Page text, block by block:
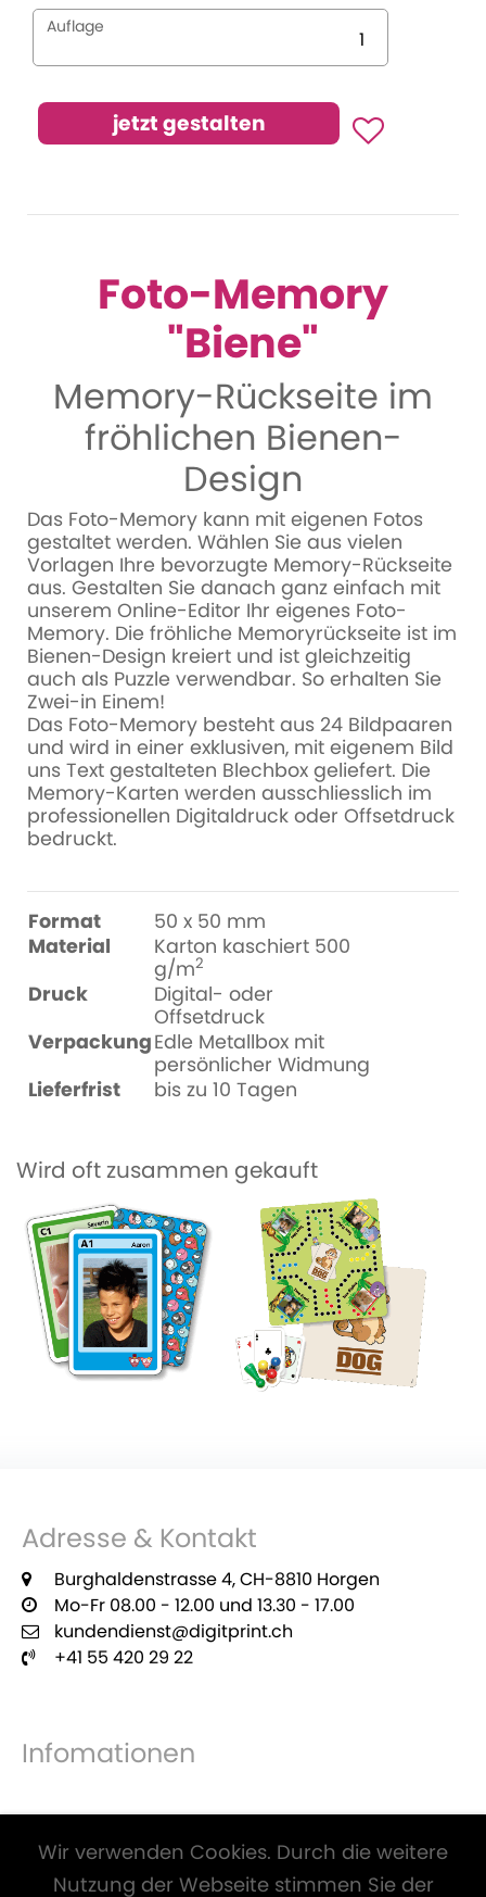
Auflage
Foto-Memory
"Biene"
Memory-Rückseite im
fröhlichen Bienen-
Design
Das Foto-Memory kann mit eigenen Fotos
gestaltet werden. Wählen Sie aus vielen
Vorlagen Ihre bevorzugte Memory-Rückseite
aus. Gestalten Sie danach ganz einfach mit
unserem Online-Editor Ihr eigenes Foto-
Memory. Die fröhliche Memoryrückseite ist im
Bienen-Design kreiert und ist gleichzeitig
auch als Puzzle verwendbar. So erhalten Sie
Zwei-in Einem!
Das Foto-Memory besteht aus 24 Bildpaaren
und wird in einer exklusiven, mit eigenem Bild
uns Text gestalteten Blechbox geliefert. Die
Memory-Karten werden ausschliesslich im
professionellen Digitaldruck oder Offsetdruck
bedruckt.
Format
50 x 50 mm
Material
Karton kaschiert 500
g/m2
Druck
Digital- oder
Offsetdruck
VerpackungEdle Metallbox mit
persönlicher Widmung
Lieferfrist
bis zu 10 Tagen
Wird oft zusammen gekauft
Adresse & Kontakt
Burghaldenstrasse 4, CH-8810 Horgen
Mo-Fr 08.00 - 12.00 und 13.30 - 17.00
kundendienst@digitprint.ch
+41 55 420 29 22
Infomationen
Wir verwenden Cookies. Durch die weitere
Nutzung der Webseite stimmen Sie der